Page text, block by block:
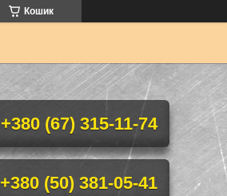
Кошик
+380 (67) 315-11-74
+380 (50) 381-05-41